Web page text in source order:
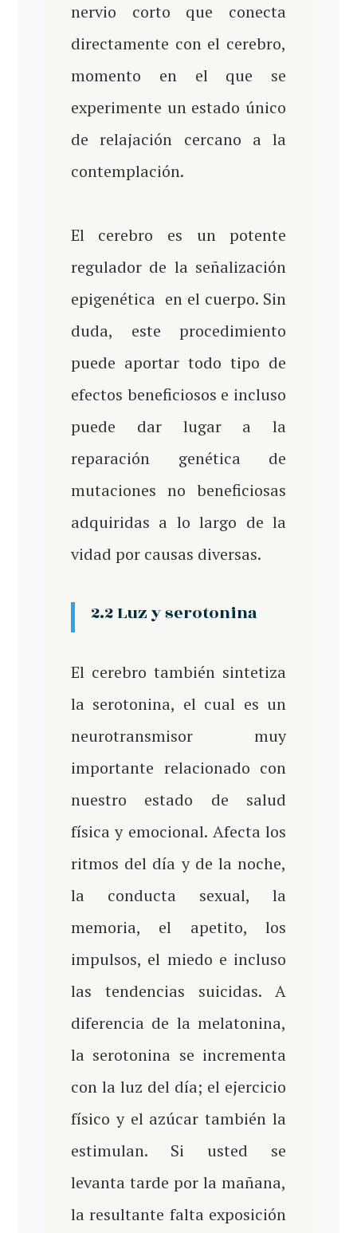
nervio corto que conecta
directamente con el cerebro,
momento en el que se
experimente un estado único
de relajación cercano a la
contemplación.
El cerebro es un potente
regulador de la señalización
epigenética en el cuerpo. Sin
duda, este procedimiento
puede aportar todo tipo de
efectos beneficiosos e incluso
puede dar lugar a la
reparación genética de
mutaciones no beneficiosas
adquiridas a lo largo de la
vidad por causas diversas.
2.2 Luz y serotonina
El cerebro también sintetiza
la serotonina, el cual es un
neurotransmisor muy
importante relacionado con
nuestro estado de salud
física y emocional. Afecta los
ritmos del día y de la noche,
la conducta sexual, la
memoria, el apetito, los
impulsos, el miedo e incluso
las tendencias suicidas. A
diferencia de la melatonina,
la serotonina se incrementa
con la luz del día; el ejercicio
físico y el azúcar también la
estimulan. Si usted se
levanta tarde por la mañana,
la resultante falta exposición